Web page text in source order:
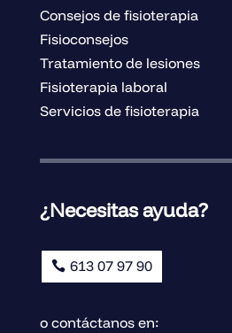
Consejos de fisioterapia
Fisioconsejos
Tratamiento de lesiones
Fisioterapia laboral
Servicios de fisioterapia
¿Necesitas ayuda?
613 07 97 90
o contáctanos en: